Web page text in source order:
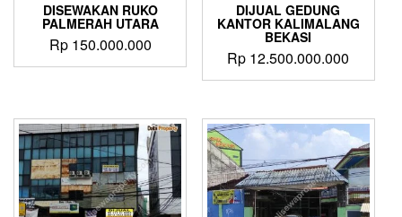
DISEWAKAN RUKO
PALMERAH UTARA
Rp150.000.000
DIJUAL GEDUNG
KANTOR KALIMALANG
BEKASI
Rp 12.500.000.000